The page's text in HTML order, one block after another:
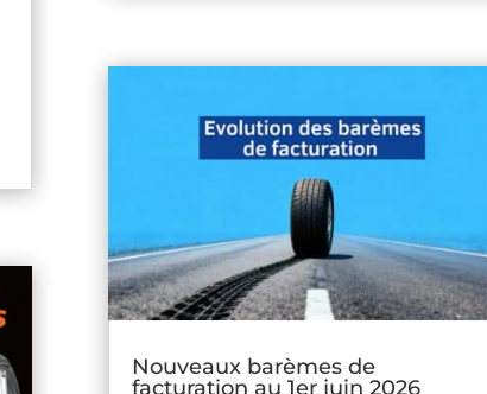
Nouveaux barèmes de
facturation au 1er juin 2026